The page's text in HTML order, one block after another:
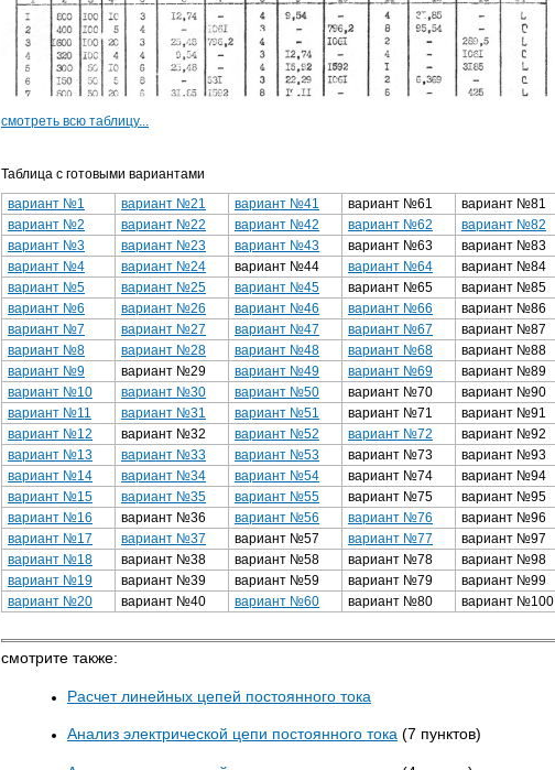
смотреть всю таблицу...
Таблица с готовыми вариантами
вариант №1
вариант №21 вариант №41 вариант №61
вариант №81
вариант №2
вариант №22 вариант №42 вариант №62
вариант №82
вариант №3
вариант №23 вариант №43 вариант №63
вариант №83
вариант №4
вариант №24 вариант №44 вариант №64
вариант №84
вариант №5
вариант №25 вариант №45 вариант №65
вариант №85
вариант №6
вариант №26 вариант №46 вариант №66
вариант №86
вариант №7
вариант №27 вариант №47 вариант №67
вариант №87
вариант №8
вариант №28 вариант №48 вариант №68
вариант №88
вариант №9
вариант №29 вариант №49 вариант №69
вариант №89
вариант №10
вариант №30 вариант №50 вариант №70
вариант №90
вариант №11
вариант №31 вариант №51 вариант №71
вариант №91
вариант №12
вариант №32 вариант №52 вариант №72
вариант №92
вариант №13
вариант №33 вариант №53 вариант №73
вариант №93
вариант №14
вариант №34 вариант №54 вариант №74
вариант №94
вариант №15
вариант №35 вариант №55 вариант №75
вариант №95
вариант №16
вариант №36 вариант №56 вариант №76
вариант №96
вариант №17
вариант №37 вариант №57 вариант №77
вариант №97
вариант №18
вариант №38 вариант №58 вариант №78
вариант №98
вариант №19
вариант №39 вариант №59 вариант №79
вариант №99
вариант №20
вариант №40 вариант №60 вариант №80 вариант №100
смотрите также:
Расчет линейных цепей постоянного тока
Анализ электрической цепи постоянного тока (7 пунктов)